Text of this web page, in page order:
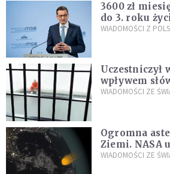
3600 zł
do 3. roku
propozycji
WIADOMOŚCI Z
Uczestniczył
wpływem
zdanie
WIADOMOŚCI ZE
Ogromna
Ziemi. NASA
zagrożenia
WIADOMOŚCI ZE